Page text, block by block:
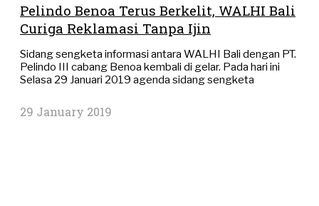
Pelindo Benoa Terus Berkelit, WALHI Bali
Curiga Reklamasi Tanpa Ijin
Sidang sengketa informasi antara WALHI Bali dengan PT.
Pelindo III cabang Benoa kembali di gelar. Pada hari ini
Selasa 29 Januari 2019 agenda sidang sengketa
29 January 2019